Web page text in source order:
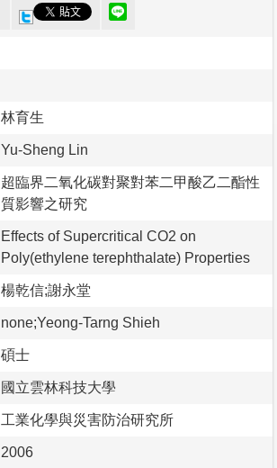
林育生
Yu-Sheng Lin
超臨界二氧化碳對聚對苯二甲酸乙二酯性
質影響之研究
Effects of Supercritical CO2 on
Poly(ethylene terephthalate) Properties
楊乾信;謝永堂
none;Yeong-Tarng Shieh
碩士
國立雲林科技大學
工業化學與災害防治研究所
2006